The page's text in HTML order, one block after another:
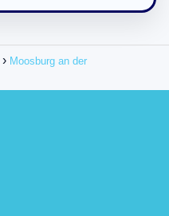
Moosburg an der